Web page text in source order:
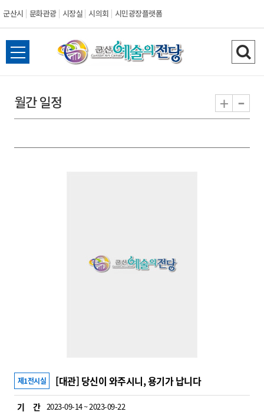
군산시 문화관광 시장실 시의회 시민광장플랫폼
군
산
전
체
뉴
열
검
색
기
월간 일정 + -
제1전시실 [대관] 당신이 와주시니, 용기가 납니다
기 간 2023-09-14 ~ 2023-09-22